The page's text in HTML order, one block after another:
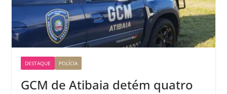
DESTAQUE POLÍCIA
GCM de Atibaia detém quatro